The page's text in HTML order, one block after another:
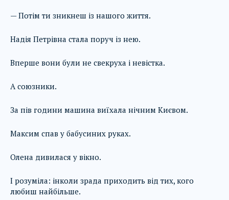
— Потім ти зникнеш із нашого життя.
Надія Петрівна стала поруч із нею.
Вперше вони були не свекруха і невістка.
А союзники.
За пів години машина виїхала нічним Києвом.
Максим спав у бабусиних руках.
Олена дивилася у вікно.
І розуміла: інколи зрада приходить від тих, кого
любиш найбільше.